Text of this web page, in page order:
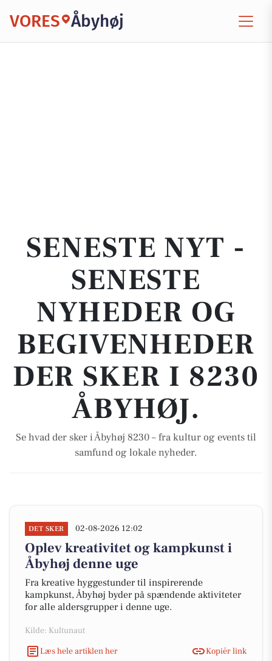
VORES Åbyhøj
SENESTE NYT -
SENESTE
NYHEDER OG
BEGIVENHEDER
DER SKER I 8230
ÅBYHØJ.
Se hvad der sker i Åbyhøj 8230 – fra kultur og events til
samfund og lokale nyheder.
DET SKER 02-08-2026 12:02
Oplev kreativitet og kampkunst i
Åbyhøj denne uge
Fra kreative hyggestunder til inspirerende
kampkunst, Åbyhøj byder på spændende aktiviteter
for alle aldersgrupper i denne uge.
Kilde: Kultunaut
Læs hele artiklen her
Kopiér link